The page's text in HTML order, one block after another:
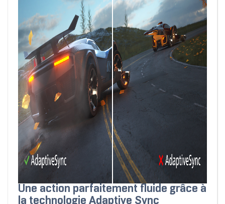
Une action parfaitement fluide grâce à
la technologie Adaptive Sync